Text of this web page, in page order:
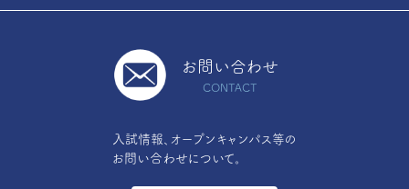
お問い合わせ
CONTACT
入試情報、オープンキャンパス等の
お問い合わせについて。